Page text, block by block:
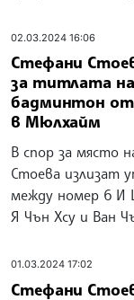
02.03.2024 16:06
Стефани
за титлата
бадминтон от
в Мюлхайм
В спор за място
Стоева излизат
между номер 6 И
Я Чън Хсу и Ван
01.03.2024 17:02
Стефани